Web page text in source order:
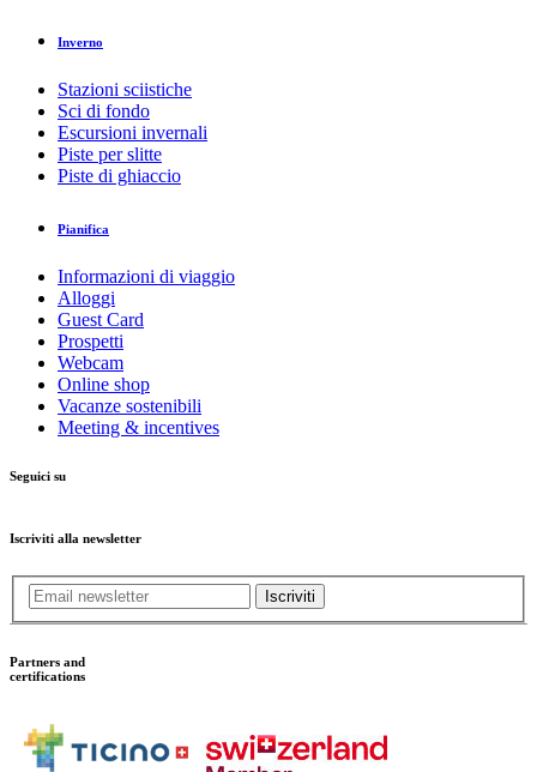
Inverno
Stazioni sciistiche
Sci di fondo
Escursioni invernali
Piste per slitte
Piste di ghiaccio
Pianifica
Informazioni di viaggio
Alloggi
Guest Card
Prospetti
Webcam
Online shop
Vacanze sostenibili
Meeting & incentives
Seguici su
Iscriviti alla newsletter
Iscriviti
Partners and
certifications